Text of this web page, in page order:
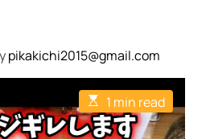
pikakichi2015@gmail.com
E
s
t
1 min read